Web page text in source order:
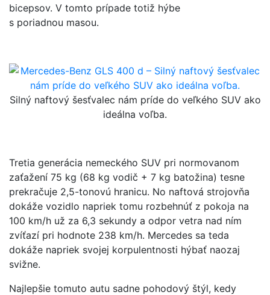
bicepsov. V tomto prípade totiž hýbe
s poriadnou masou.
Silný naftový šesťvalec nám príde do veľkého SUV ako
ideálna voľba.
Tretia generácia nemeckého SUV pri normovanom
zaťažení 75 kg (68 kg vodič + 7 kg batožina) tesne
prekračuje 2,5-tonovú hranicu. No naftová strojovňa
dokáže vozidlo napriek tomu rozbehnúť z pokoja na
100 km/h už za 6,3 sekundy a odpor vetra nad ním
zvíťazí pri hodnote 238 km/h. Mercedes sa teda
dokáže napriek svojej korpulentnosti hýbať naozaj
svižne.
Najlepšie tomuto autu sadne pohodový štýl, kedy